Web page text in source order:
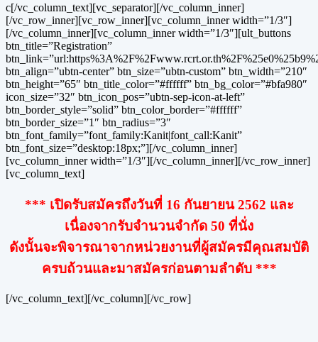
c[/vc_column_text][vc_separator][/vc_column_inner]
[/vc_row_inner][vc_row_inner][vc_column_inner width=”1/3″]
[/vc_column_inner][vc_column_inner width=”1/3″][ult_buttons
btn_title=”Registration”
btn_align=”ubtn-center” btn_size=”ubtn-custom” btn_width=”210″
btn_height=”65″ btn_title_color=”#ffffff” btn_bg_color=”#bfa980″
icon_size=”32″ btn_icon_pos=”ubtn-sep-icon-at-left”
btn_border_style=”solid” btn_color_border=”#ffffff”
btn_border_size=”1″ btn_radius=”3″
btn_font_family=”font_family:Kanit|font_call:Kanit”
btn_font_size=”desktop:18px;”][/vc_column_inner]
[vc_column_inner width=”1/3″][/vc_column_inner][/vc_row_inner]
[vc_column_text]
*** เปิดรับสมัครถึงวันที่ 16 กันยายน 2562 และ
เนื่องจากรับจำนวนจำกัด 50 ที่นั่ง
ดังนั้นจะพิจารณาจากหน่วยงานที่ผู้สมัครมีคุณสมบัติ
ครบถ้วนและมาสมัครก่อนตามลำดับ ***
[/vc_column_text][/vc_column][/vc_row]